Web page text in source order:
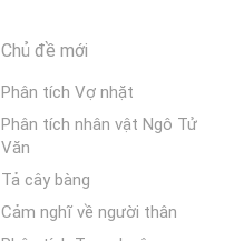
Chủ đề mới
Phân tích Vợ nhặt
Phân tích nhân vật Ngô Tử
Văn
Tả cây bàng
Cảm nghĩ về người thân